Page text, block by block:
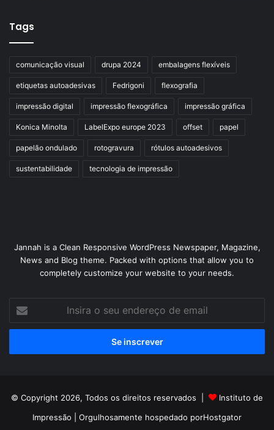
Tags
comunicação visual drupa 2024 embalagens flexíveis
etiquetas autoadesivas Fedrigoni flexografia
impressão digital impressão flexográfica impressão gráfica
Konica Minolta LabelExpo europe 2023 offset papel
papelão ondulado rotogravura rótulos autoadesivos
sustentabilidade tecnologia de impressão
Jannah is a Clean Responsive WordPress Newspaper, Magazine,
News and Blog theme. Packed with options that allow you to
completely customize your website to your needs.
seu
de
© Copyright 2026, Todos os direitos reservados |
Instituto de
Impressão | Orgulhosamente hospedado porHostgator